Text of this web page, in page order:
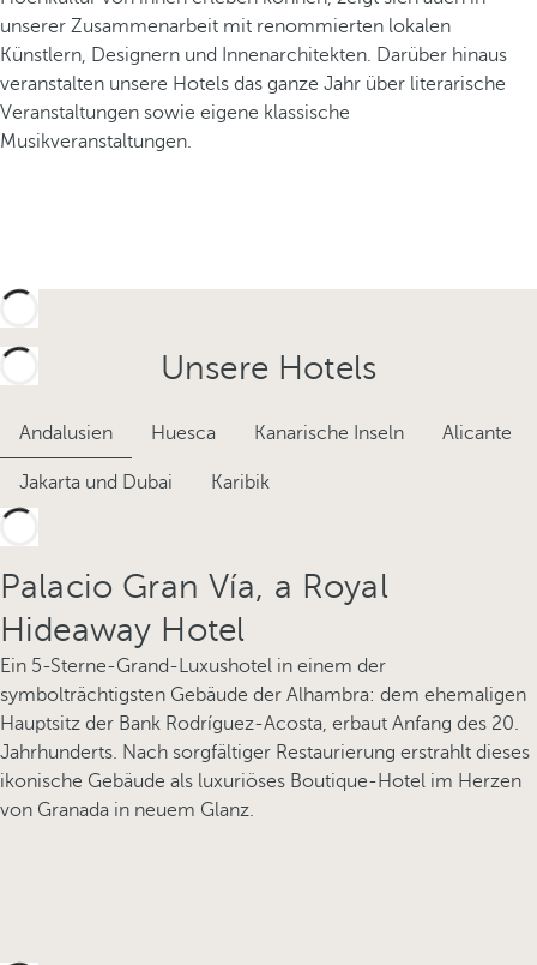
unserer Zusammenarbeit mit renommierten lokalen
Künstlern, Designern und Innenarchitekten. Darüber hinaus
veranstalten unsere Hotels das ganze Jahr über literarische
Veranstaltungen sowie eigene klassische
Musikveranstaltungen.
Unsere Hotels
Andalusien Huesca Kanarische Inseln Alicante
Jakarta und Dubai Karibik
Palacio Gran Vía, a Royal
Hideaway Hotel
Ein 5-Sterne-Grand-Luxushotel in einem der
symbolträchtigsten Gebäude der Alhambra: dem ehemaligen
Hauptsitz der Bank Rodríguez-Acosta, erbaut Anfang des 20.
Jahrhunderts. Nach sorgfältiger Restaurierung erstrahlt dieses
ikonische Gebäude als luxuriöses Boutique-Hotel im Herzen
von Granada in neuem Glanz.